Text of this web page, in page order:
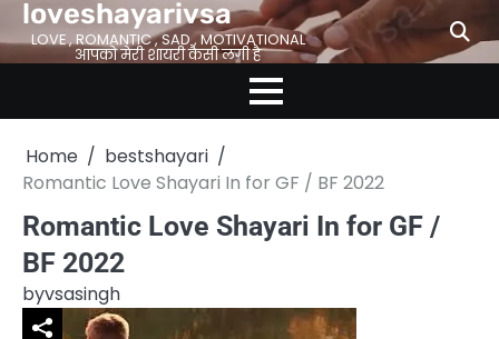
Skip
to
content
loveshayarivsa
LOVE , ROMANTIC , SAD , MOTIVATIONAL
आपको मेरी शायरी कैसी लगी है
Home
bestshayari
Romantic Love Shayari In for GF / BF 2022
Romantic Love Shayari In for GF /
BF 2022
byvsasingh